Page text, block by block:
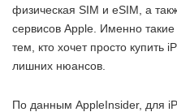
физическая SIM и eSIM, а
сервисов Apple. Именно
тем, кто хочет просто купить
лишних нюансов.
По данным AppleInsider, для